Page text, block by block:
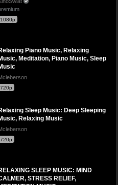
1080p
Piano Music, Relaxing
Meditation, Piano Music, Sleep
720p
Sleep Music: Deep Sleeping
Relaxing Music
720p
SLEEP MUSIC: MIND
STRESS RELIEF,